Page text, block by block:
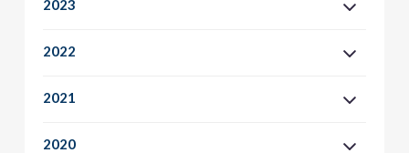
2023
2022
2021
2020